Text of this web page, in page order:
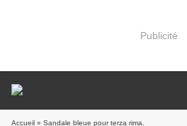
Publicité
Accueil » Sandale bleue pour terza rima.